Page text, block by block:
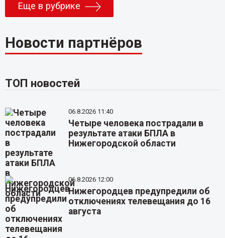
Еще в рубрике
Новости партнёров
ТОП новостей
06.8.2026 11:40
Четыре человека пострадали в
результате атаки БПЛА в
Нижегородской области
06.8.2026 12:00
Нижегородцев предупредили об
отключениях телевещания до 16
августа